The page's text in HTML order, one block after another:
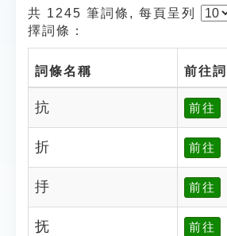
共 1245 筆詞條, 每頁呈列
擇詞條：
詞條名稱 前往
抗 前往
折 前往
抙 前往
抚 前往